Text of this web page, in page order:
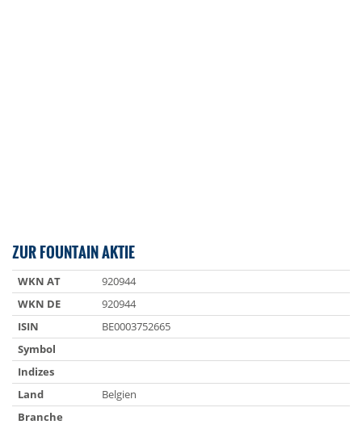
ZUR FOUNTAIN AKTIE
WKN AT
920944
WKN DE
920944
ISIN
BE0003752665
Symbol
Indizes
Land
Belgien
Branche